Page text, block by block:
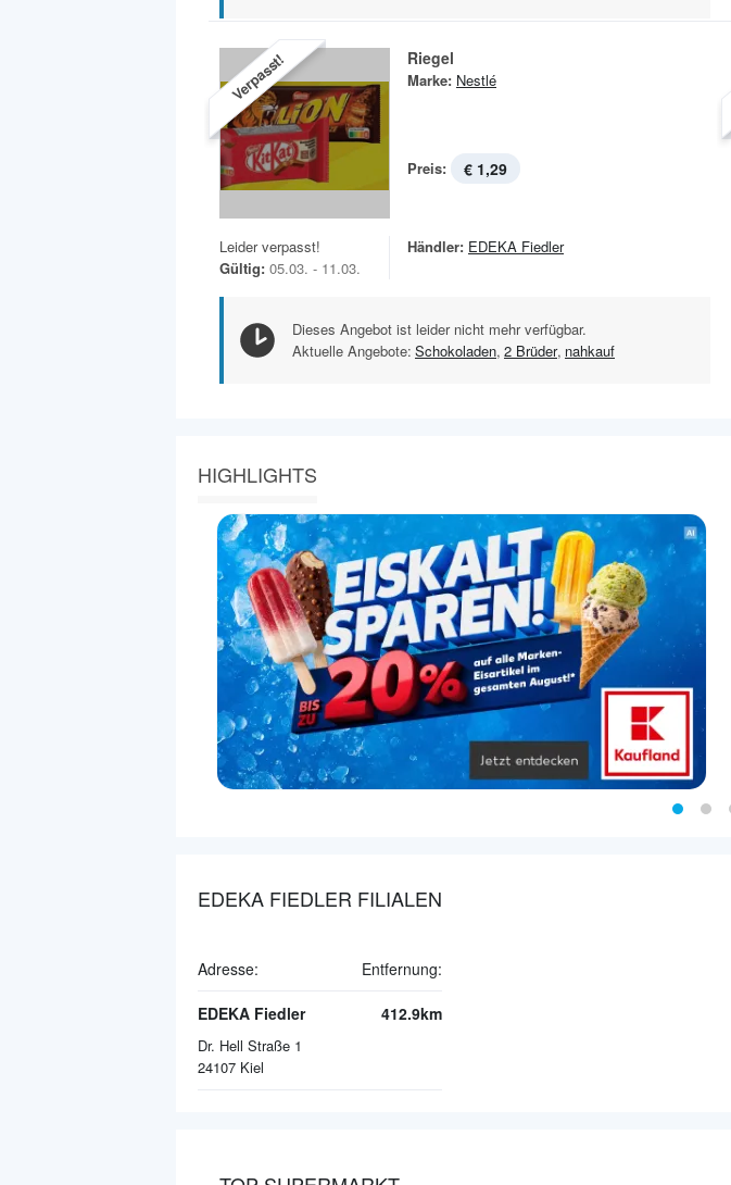
Verpasst! Riegel
Marke: Nestlé
Preis: € 1,29
Leider verpasst!
Gültig: 05.03. - 11.03.
Händler: EDEKA Fiedler
Dieses Angebot ist leider nicht mehr verfügbar.
Aktuelle Angebote: Schokoladen, 2 Brüder, nahkauf
HIGHLIGHTS
EDEKA FIEDLER FILIALEN
Adresse: Entfernung:
EDEKA Fiedler
Dr. Hell Straße 1
24107 Kiel
412.9km